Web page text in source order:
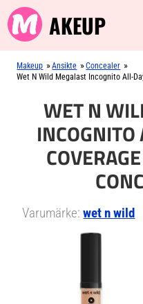
AKEUP
Makeup »Ansikte »Concealer »
Wet N Wild Megalast Incognito All-
WET N
Varumärke:wet n wild